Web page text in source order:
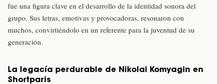
fue una figura clave en el desarrollo de la identidad sonora del
grupo. Sus letras, emotivas y provocadoras, resonaron con
muchos, convirtiéndolo en un referente para la juventud de su
generación.
La legacía perdurable de Nikolai Komyagin en
Shortparis